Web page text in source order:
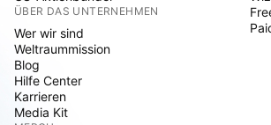
ÜBER DAS UNTERNEHMEN
Wer wir sind
Weltraummission
Blog
Hilfe Center
Karrieren
Media Kit